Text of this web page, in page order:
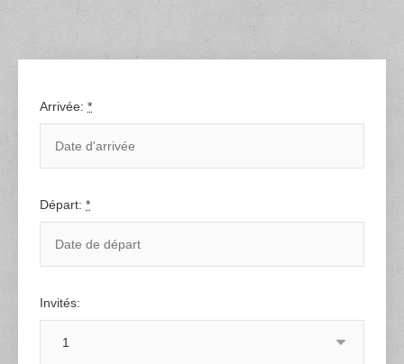
Arrivée: *
Départ: *
Invités: